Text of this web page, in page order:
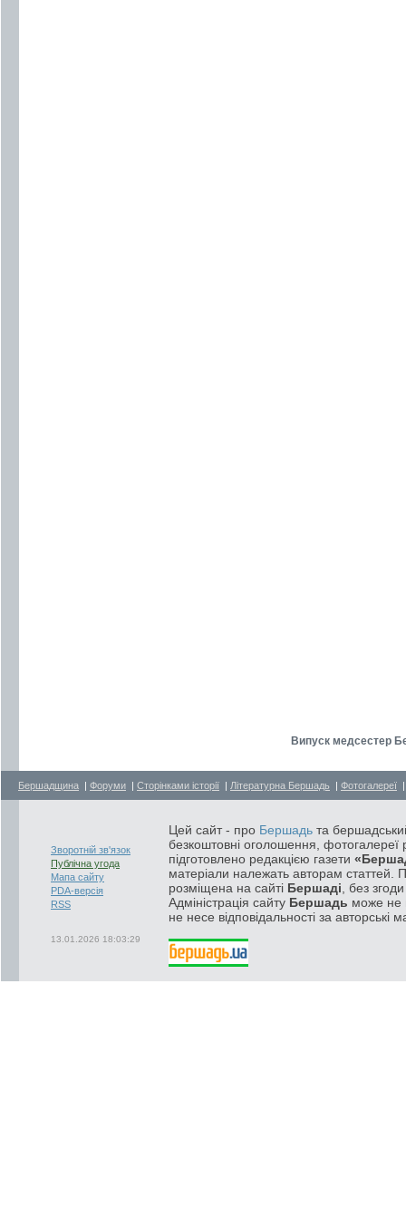
Випуск медсестер
Бершадщина | Форуми | Сторінками історії | Літературна Бершадь | Фотогалереї
Зворотній зв'язок
Публічна угода
Мапа сайту
PDA-версія
RSS
13.01.2026 18:03:29
Цей сайт - про Бершадь та
безкоштовні оголошення, фотогалереї
підготовлено редакцією газети
матеріали належать авторам статтей.
розміщена на сайті Бершаді , без
Адміністрація сайту Бершадь може не
не несе відповідальності за авторські